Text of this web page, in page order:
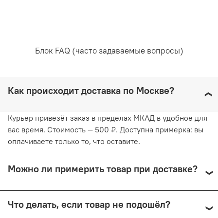
каждый день.Блок FAQ (часто задаваемые вопросы)
Как происходит доставка по Москве?
Курьер привезёт заказ в пределах МКАД в удобное для
вас время. Стоимость — 500 ₽. Доступна примерка: вы
оплачиваете только то, что оставите.
Можно ли примерить товар при доставке?
СДЭК с примеркой. Первые 15 минут — бесплатно.
Что делать, если товар не подошёл?